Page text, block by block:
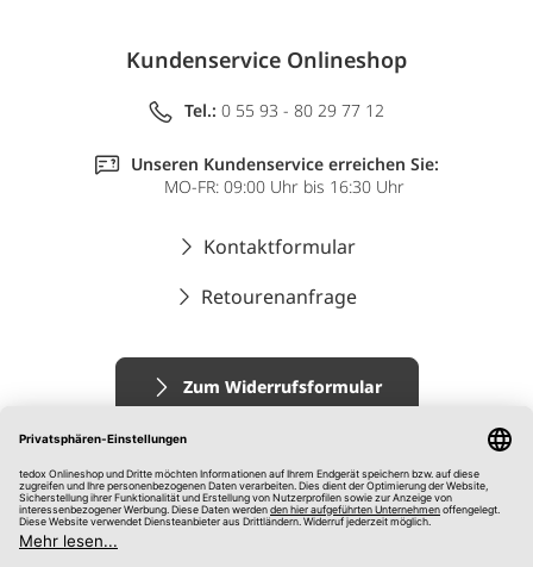
Kundenservice Onlineshop
Tel.: 0 55 93 - 80 29 77 12
Unseren Kundenservice erreichen Sie:
MO-FR: 09:00 Uhr bis 16:30 Uhr
Kontaktformular
Retourenanfrage
Zum Widerrufsformular
Impressum
AGB